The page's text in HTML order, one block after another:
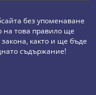
без упоменаване
на това правило ще
както и ще бъде
съдържание!